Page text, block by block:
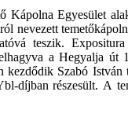
Egyesület
nevezett
teszik.
a Hegyalja
Szabó
díjban részesült. A